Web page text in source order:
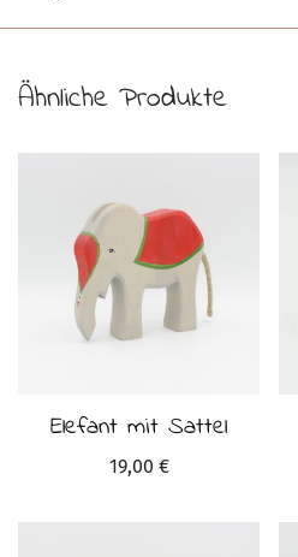
Ähnliche Produkte
Elefant mit Sattel
19,00 €